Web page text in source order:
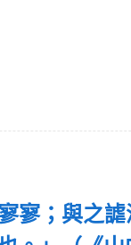
寥；與之